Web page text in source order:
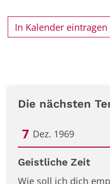
In Kalender eintragen
Die nächsten
7 Dez. 1969
Datum: 7. Dezember
Geistliche Zeit
Wie soll ich dich